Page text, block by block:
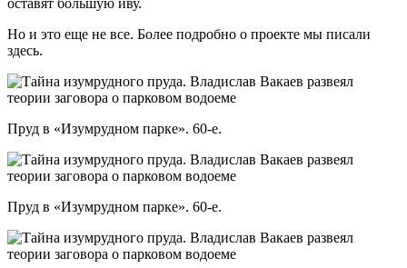
оставят большую иву.
Но и это еще не все. Более подробно о проекте мы писали
здесь.
Пруд в «Изумрудном парке». 60-е.
Пруд в «Изумрудном парке». 60-е.